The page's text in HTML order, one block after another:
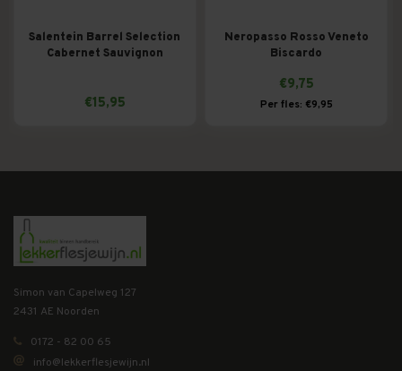
Salentein Barrel Selection
Cabernet Sauvignon
€15,95
Neropasso Rosso Veneto
Biscardo
€9,75
Per fles: €9,95
Simon van Capelweg 127
2431 AE Noorden
0172 - 82 00 65
info@lekkerflesjewijn.nl